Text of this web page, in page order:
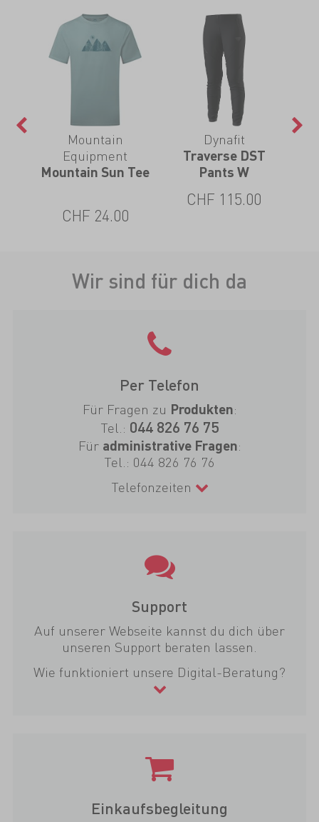
Mountain
Equipment
Mountain Sun Tee
CHF 24.00
Dynafit
Traverse DST
Pants W
CHF 115.00
Wir sind für dich da
Per Telefon
Für Fragen zu Produkten:
Tel.: 044 826 76 75
Für administrative Fragen:
Tel.: 044 826 76 76
Telefonzeiten
Support
Auf unserer Webseite kannst du dich über
unseren Support beraten lassen.
Wie funktioniert unsere Digital-Beratung?
Einkaufsbegleitung